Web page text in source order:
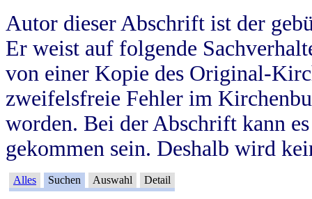
Autor dieser Abschrift ist der
Er weist auf folgende
von einer Kopie des Original-
zweifelsfreie Fehler im
worden. Bei der Abschrift kann
gekommen sein. Deshalb wird
Alles Suchen Auswahl Detail